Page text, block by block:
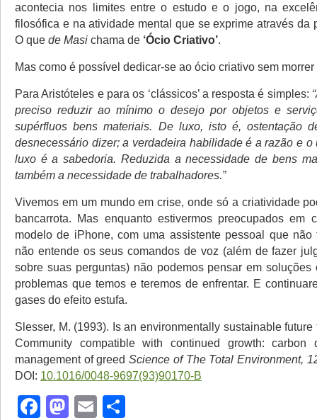
acontecia nos limites entre o estudo e o jogo, na
filosófica e na atividade mental que se exprime através da
O que de Masi chama de ‘Ócio Criativo’.
Mas como é possível dedicar-se ao ócio criativo sem morrer
Para Aristóteles e para os ‘clássicos’ a resposta é simples:
preciso reduzir ao mínimo o desejo por objetos e
supérfluos bens materiais. De luxo, isto é, ostentação
desnecessário dizer; a verdadeira habilidade é a razão e o
luxo é a sabedoria. Reduzida a necessidade de bens
também a necessidade de trabalhadores.”
Vivemos em um mundo em crise, onde só a criatividade
bancarrota. Mas enquanto estivermos preocupados em
modelo de iPhone, com uma assistente pessoal que não
não entende os seus comandos de voz (além de fazer
sobre suas perguntas) não podemos pensar em soluções
problemas que temos e teremos de enfrentar. E
gases do efeito estufa.
Slesser, M. (1993). Is an environmentally sustainable
Community compatible with continued growth: carbon
management of greedScience of The Total Environment,
DOI: 10.1016/0048-9697(93)90170-B
Facebook
Mastodon
Email